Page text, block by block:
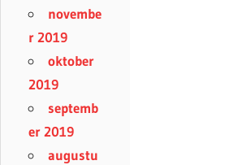
novembe
r 2019
oktober
2019
septemb
er 2019
augustu